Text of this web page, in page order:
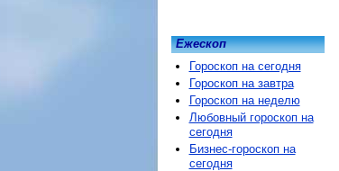
Ежескоп
Гороскоп на сегодня
Гороскоп на завтра
Гороскоп на неделю
Любовный гороскоп на
сегодня
Бизнес-гороскоп на
сегодня